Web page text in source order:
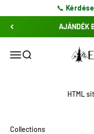
Ugrás a tartalomhoz📞
AJÁNDÉK
MenüKeresés
HTML
Collections